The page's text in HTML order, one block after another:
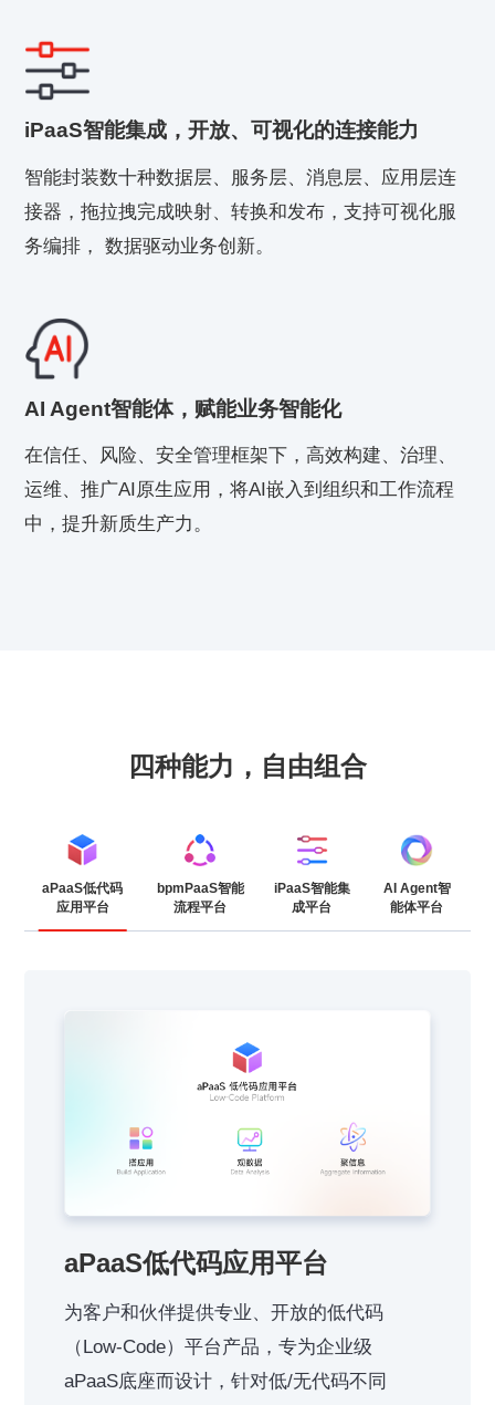
iPaaS智能集成，开放、可视化的连接能力
智能封装数十种数据层、服务层、消息层、应用层连
接器，拖拉拽完成映射、转换和发布，支持可视化服
务编排， 数据驱动业务创新。
AI Agent智能体，赋能业务智能化
在信任、风险、安全管理框架下，高效构建、治理、
运维、推广AI原生应用，将AI嵌入到组织和工作流程
中，提升新质生产力。
四种能力，自由组合
aPaaS低代码
应用平台
bpmPaaS智能
流程平台
iPaaS智能集
成平台
AI Agent智
能体平台
aPaaS低代码应用平台
为客户和伙伴提供专业、开放的低代码
（Low-Code）平台产品，专为企业级
aPaaS底座而设计，针对低/无代码不同